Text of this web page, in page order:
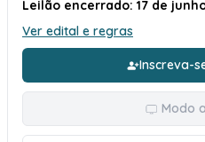
Leilão encerrado: 17 de junho
Ver edital e regras
Inscreva-
Modo